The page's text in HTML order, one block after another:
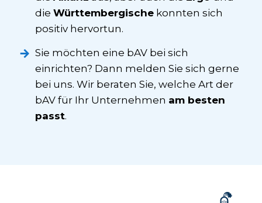
die Württembergische konnten sich
positiv hervortun.
Sie möchten eine bAV bei sich
einrichten? Dann melden Sie sich gerne
bei uns. Wir beraten Sie, welche Art der
bAV für Ihr Unternehmen am besten
passt.